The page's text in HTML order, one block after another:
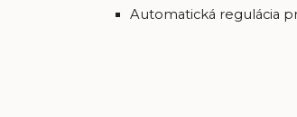
Automatická regulácia